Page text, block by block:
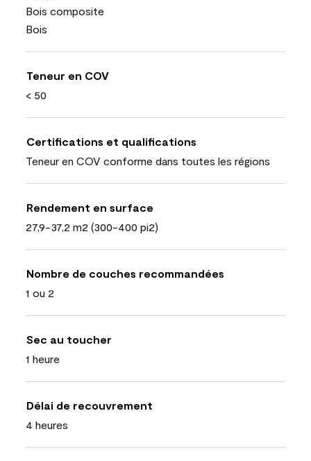
Bois composite
Bois
Teneur en COV
< 50
Certifications et qualifications
Teneur en COV conforme dans toutes les régions
Rendement en surface
27,9-37,2 m2 (300-400 pi2)
Nombre de couches recommandées
1 ou 2
Sec au toucher
1 heure
Délai de recouvrement
4 heures